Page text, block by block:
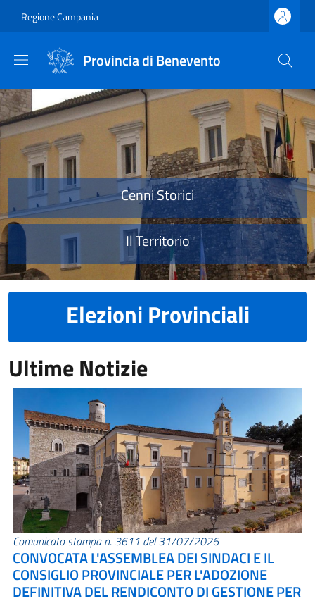
Regione Campania
Provincia di Benevento
Provincia di Benevento
Cenni Storici
Il Territorio
Elezioni Provinciali
Ultime Notizie
Comunicato stampa n. 3611 del 31/07/2026
CONVOCATA L'ASSEMBLEA DEI SINDACI E IL
CONSIGLIO PROVINCIALE PER L'ADOZIONE
DEFINITIVA DEL RENDICONTO DI GESTIONE PER